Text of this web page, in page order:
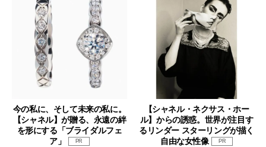
今の私に、そして未来の私に。
【シャネル】が贈る、永遠の絆
を形にする「ブライダルフェ
ア」
PR
【シャネル・ネクサス・ホー
ル】からの誘惑。世界が注目す
るリンダー スターリングが描く
自由な女性像
PR